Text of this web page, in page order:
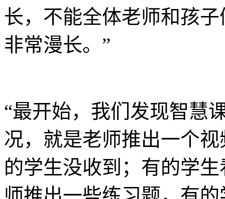
长，不能全体老师和孩
非常漫长。”
“最开始，我们发现智慧
况，就是老师推出一个
的学生没收到；有的学